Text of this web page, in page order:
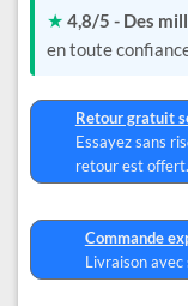
★ 4,8/5 - Des
en toute
Retour gratuit
Essayez sans
retour est offert.
Commande
Livraison avec